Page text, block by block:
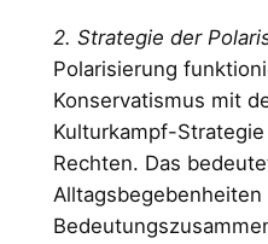
2. Strategie der
Polarisierung
Konservatismus mit
Kulturkampf-
Rechten. Das